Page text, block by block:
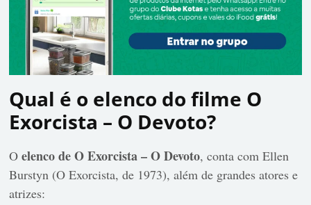
Qual é o elenco do filme O
Exorcista – O Devoto?
Oelenco de O Exorcista – O Devoto, conta com Ellen
Burstyn (O Exorcista, de 1973), além de grandes atores e
atrizes: